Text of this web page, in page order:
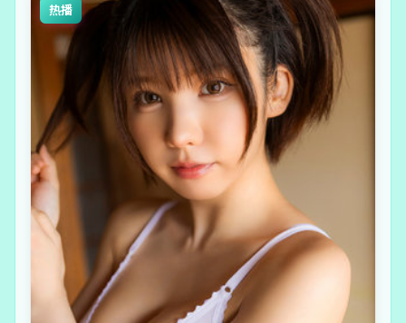
热播